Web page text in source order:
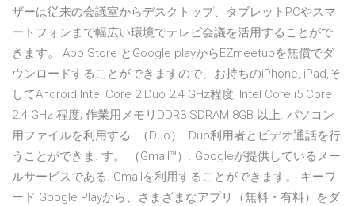
ザーは従来の会議室からデスクトップ、タブレットPCやスマ
ートフォンまで幅広い環境でテレビ会議を活用することがで
きます。 App Store とGoogle playからEZmeetupを無償でダ
ウンロードすることができますので、お持ちのiPhone, iPad,そ
してAndroid Intel Core 2 Duo 2.4 GHz程度; Intel Core i5 Core
2.4 GHz 程度; 作業用メモリDDR3 SDRAM 8GB 以上. パソコン
用ファイルを利用する. （Duo）. Duo利用者とビデオ通話を行
うことができま. す。 （Gmail™）. Googleが提供しているメー
ルサービスである. Gmailを利用することができます。 キーワ
ード Google Playから、さまざまなアプリ（無料・有料）をダ